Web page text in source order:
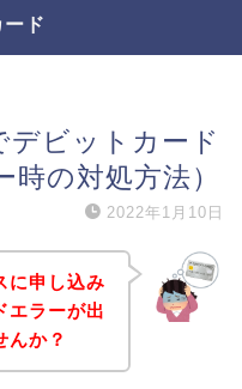
ド
デビットカード
の対処方法）
2022年1月10日
に申し込み
エラーが出
んか？